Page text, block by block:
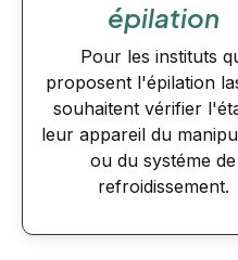
épilation
Pour les instituts
proposent l'épilation
souhaitent vérifier
leur appareil du
ou du systéme de
refroidissement.